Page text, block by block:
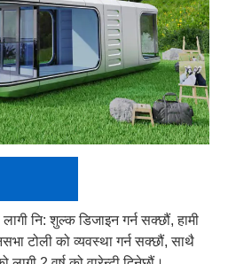
लागी नि: शुल्क डिजाइन गर्न सक्छौं, हामी
टोली को व्यवस्था गर्न सक्छौं, साथै